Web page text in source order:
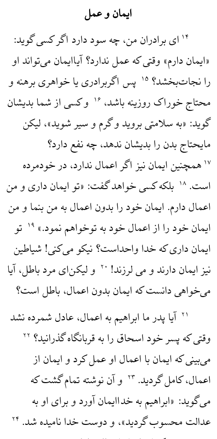
ایمان و عمل
۱۴ ‌ای برادران من، چه سود دارد اگر کسی گوید:
«ایمان دارم» وقتی که عمل ندارد؟ آیاایمان می‌تواند او
را نجات‌بخشد؟ ۱۵ پس اگربرادری یا خواهری برهنه و
محتاج خوراک روزینه باشد، ۱۶ و کسی از شما بدیشان
گوید: «به سلامتی بروید و گرم و سیر شوید»، لیکن
مایحتاج بدن را بدیشان ندهد، چه نفع دارد؟
۱۷ همچنین ایمان نیز اگر اعمال ندارد، در خودمرده
است. ۱۸ بلکه کسی خواهد گفت: «تو ایمان داری و من
اعمال دارم. ایمان خود را بدون اعمال به من بنما و من
ایمان خود را از اعمال خود به توخواهم نمود.» ۱۹ تو
ایمان داری که خدا واحداست؟ نیکو می‌کنی! شیاطین
نیز ایمان دارند و می لرزند! ۲۰ و لیکن‌ای مرد باطل، آیا
می‌خواهی دانست که ایمان بدون اعمال، باطل است؟
۲۱ آیا پدر ما ابراهیم به اعمال، عادل شمرده نشد
وقتی که پسر خود اسحاق را به قربانگاه گذرانید؟ ۲۲
می‌بینی که ایمان با اعمال او عمل کرد و ایمان از
اعمال، کامل گردید. ۲۳ و آن نوشته تمام گشت که
می‌گوید: «ابراهیم به خداایمان آورد و برای او به
عدالت محسوب گردید»، و دوست خدا نامیده شد. ۲۴